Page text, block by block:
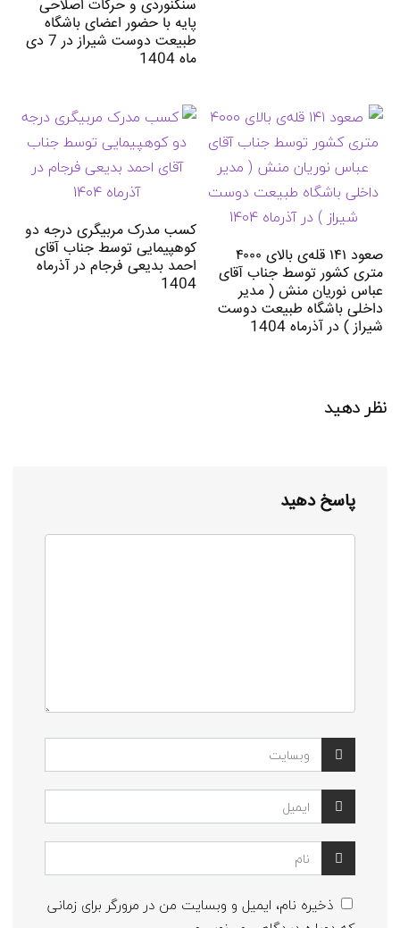
سنگنوردی و حرکات اصلاحی
پایه با حضور اعضای باشگاه
طبیعت دوست شیراز در 7 دی
ماه 1404
صعود ۱۴۱ قله‌ی بالای ۴۰۰۰
متری کشور توسط جناب آقای
عباس نوریان منش ( مدیر
داخلی باشگاه طبیعت دوست
شیراز ) در آذرماه 1404
کسب مدرک مربیگری درجه دو
کوهپیمایی توسط جناب آقای
احمد بدیعی فرجام در آذرماه
1404
نظر دهید
پاسخ دهید
ذخیره نام، ایمیل و وبسایت من در مرورگر برای زمانی